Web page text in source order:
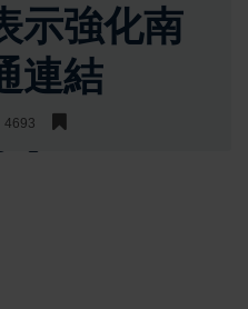
示強化南
連結
4693